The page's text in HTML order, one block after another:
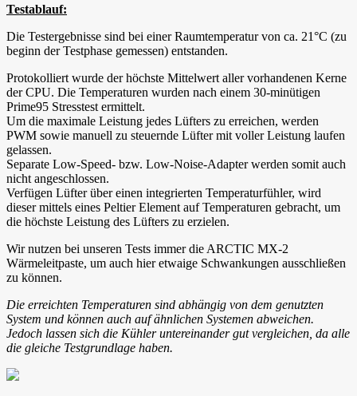
Testablauf:
Die Testergebnisse sind bei einer Raumtemperatur von ca. 21°C (zu
beginn der Testphase gemessen) entstanden.
Protokolliert wurde der höchste Mittelwert aller vorhandenen Kerne
der CPU. Die Temperaturen wurden nach einem 30-minütigen
Prime95 Stresstest ermittelt.
Um die maximale Leistung jedes Lüfters zu erreichen, werden
PWM sowie manuell zu steuernde Lüfter mit voller Leistung laufen
gelassen.
Separate Low-Speed- bzw. Low-Noise-Adapter werden somit auch
nicht angeschlossen.
Verfügen Lüfter über einen integrierten Temperaturfühler, wird
dieser mittels eines Peltier Element auf Temperaturen gebracht, um
die höchste Leistung des Lüfters zu erzielen.
Wir nutzen bei unseren Tests immer die ARCTIC MX-2
Wärmeleitpaste, um auch hier etwaige Schwankungen ausschließen
zu können.
Die erreichten Temperaturen sind abhängig von dem genutzten
System und können auch auf ähnlichen Systemen abweichen.
Jedoch lassen sich die Kühler untereinander gut vergleichen, da alle
die gleiche Testgrundlage haben.